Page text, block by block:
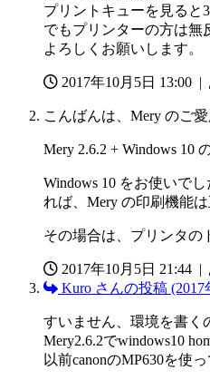
プリントキューを見ると
でもプリンターの方は無
よろしくお願いします。
2017年10月5日 13:00 |
こんばんは、Mery のご
Mery 2.6.2 + Windows 10
Windows 10 をお使いで
れば、Mery の印刷機能は
その場合は、プリンタの
2017年10月5日 21:44 |
Kuro さんの投稿
すいません、環境を書く
Mery2.6.2でwindows10
以前canonのMP630を使